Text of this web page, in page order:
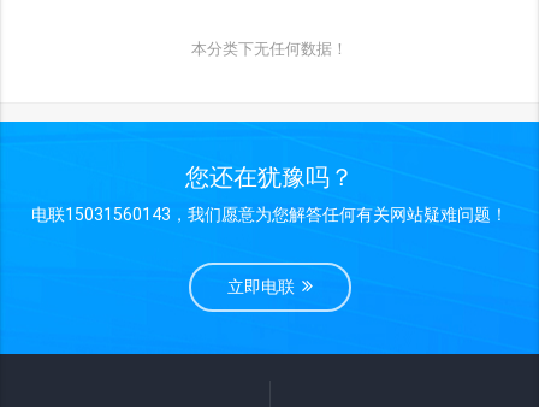
本分类下无任何数据！
您还在犹豫吗？
电联15031560143，我们愿意为您解答任何有关网站疑难问题！
立即电联